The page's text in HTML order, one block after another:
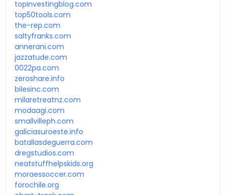
topinvestingblog.com
top50tools.com
the-rep.com
saltyfranks.com
annerani.com
jazzatude.com
0022pa.com
zeroshare.info
bilesinc.com
milaretreatnz.com
modaagi.com
smallvilleph.com
galiciasuroeste.info
batallasdeguerra.com
dregstudios.com
neatstuffhelpskids.org
moraessoccer.com
forochile.org